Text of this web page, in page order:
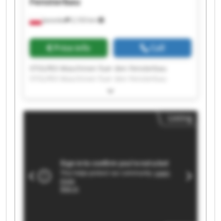
Jasionka 2,103 km
Price info Call
STOLPEX Maschinen fuer den Fensterbau
STOLPEX Maschinen fuer den Fensterbau
STOLPEX Maschinen fuer den Fensterbau
STOLPEX Maschinen fuer den Fensterbau
STOLPEX Maschinen fuer den Fensterbau
STOLPEX Maschinen fuer den Fensterbau
Listing